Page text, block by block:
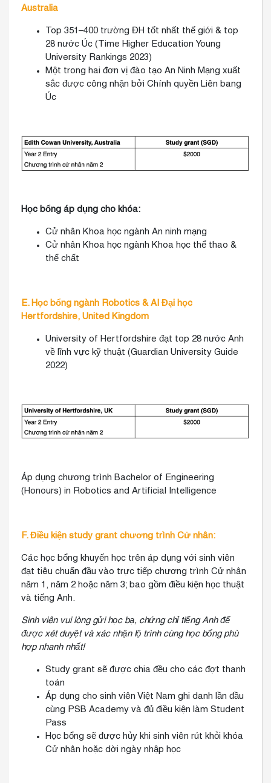
Australia
Top 351–400 trường ĐH tốt nhất thế giới & top
28 nước Úc (Time Higher Education Young
University Rankings 2023)
Một trong hai đơn vị đào tạo An Ninh Mạng xuất
sắc được công nhận bởi Chính quyền Liên bang
Úc
Học bổng áp dụng cho khóa:
Cử nhân Khoa học ngành An ninh mạng
Cử nhân Khoa học ngành Khoa học thể thao &
thể chất
E. Học bổng ngành Robotics & AI Đại học
Hertfordshire, United Kingdom
University of Hertfordshire đạt top 28 nước Anh
về lĩnh vực kỹ thuật (Guardian University Guide
2022)
Áp dụng chương trình Bachelor of Engineering
(Honours) in Robotics and Artificial Intelligence
F. Điều kiện study grant chương trình Cử nhân:
Các học bổng khuyến học trên áp dụng với sinh viên
đạt tiêu chuẩn đầu vào trực tiếp chương trình Cử nhân
năm 1, năm 2 hoặc năm 3; bao gồm điều kiện học thuật
và tiếng Anh.
Sinh viên vui lòng gửi học bạ, chứng chỉ tiếng Anh để
được xét duyệt và xác nhận lộ trình cùng học bổng phù
hợp nhanh nhất!
Study grant sẽ được chia đều cho các đợt thanh
toán
Áp dụng cho sinh viên Việt Nam ghi danh lần đầu
cùng PSB Academy và đủ điều kiện làm Student
Pass
Học bổng sẽ được hủy khi sinh viên rút khỏi khóa
Cử nhân hoặc dời ngày nhập học